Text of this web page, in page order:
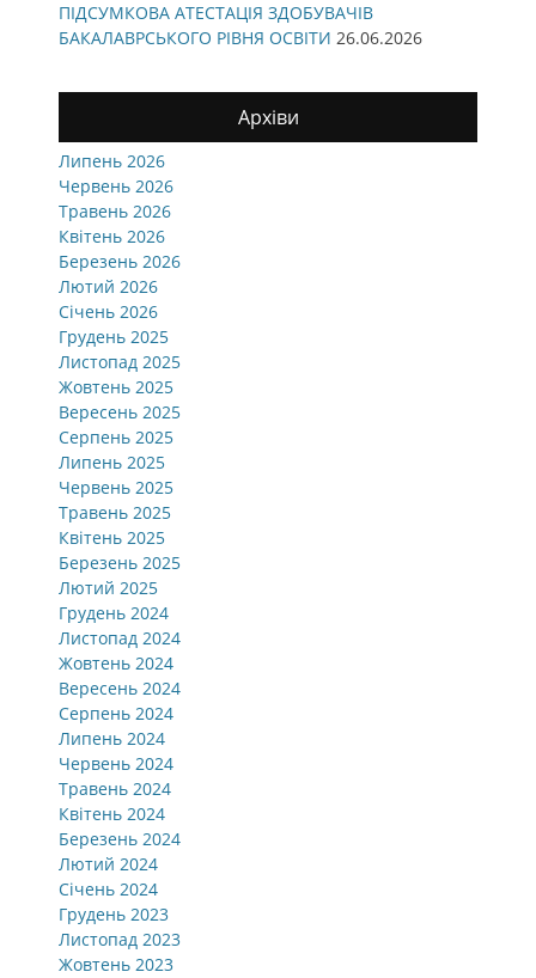
ПІДСУМКОВА АТЕСТАЦІЯ ЗДОБУВАЧІВ
БАКАЛАВРСЬКОГО РІВНЯ ОСВІТИ 26.06.2026
Архіви
Липень 2026
Червень 2026
Травень 2026
Квітень 2026
Березень 2026
Лютий 2026
Січень 2026
Грудень 2025
Листопад 2025
Жовтень 2025
Вересень 2025
Серпень 2025
Липень 2025
Червень 2025
Травень 2025
Квітень 2025
Березень 2025
Лютий 2025
Грудень 2024
Листопад 2024
Жовтень 2024
Вересень 2024
Серпень 2024
Липень 2024
Червень 2024
Травень 2024
Квітень 2024
Березень 2024
Лютий 2024
Січень 2024
Грудень 2023
Листопад 2023
Жовтень 2023